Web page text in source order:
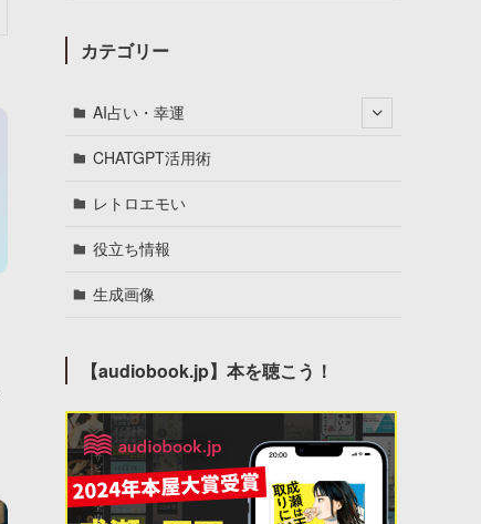
カテゴリー
AI占い・幸運
CHATGPT活用術
レトロエモい
役立ち情報
生成画像
【audiobook.jp】本を聴こう！